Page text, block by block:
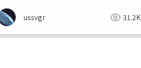
ussvgr 31.2K